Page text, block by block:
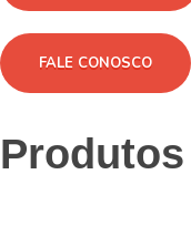
FALE CONOSCO